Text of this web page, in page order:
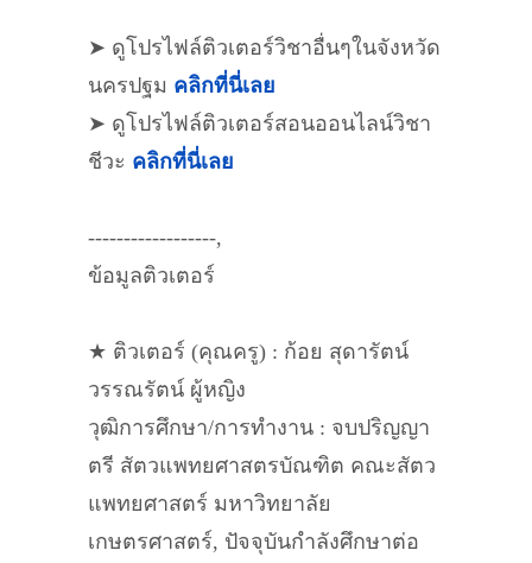
➤ ดูโปรไฟล์ติวเตอร์วิชาอื่นๆในจังหวัด
นครปฐม คลิกที่นี่เลย
➤ ดูโปรไฟล์ติวเตอร์สอนออนไลน์วิชา
ชีวะ คลิกที่นี่เลย
------------------,
ข้อมูลติวเตอร์
★ ติวเตอร์ (คุณครู) : ก้อย สุดารัตน์
วรรณรัตน์ ผู้หญิง
วุฒิการศึกษา/การทำงาน : จบปริญญา
ตรี สัตวแพทยศาสตรบัณฑิต คณะสัตว
แพทยศาสตร์ มหาวิทยาลัย
เกษตรศาสตร์, ปัจจุบันกำลังศึกษาต่อ